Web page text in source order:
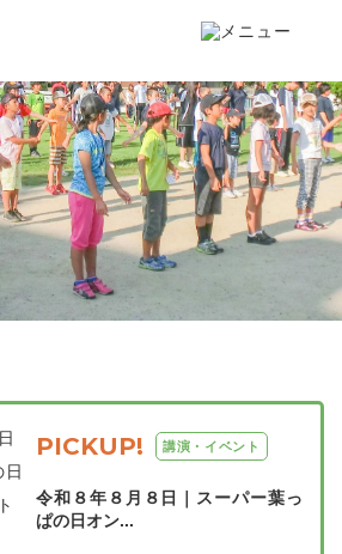
PICKUP! 講演・イベント
令和８年８月８日｜スーパー葉っ
ぱの日オン...